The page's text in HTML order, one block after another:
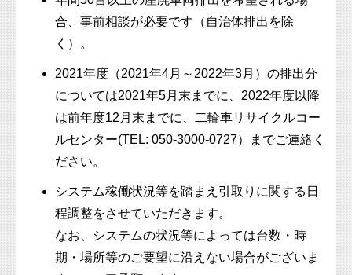
合、事前相談が必要です（自治体排出を除
く）。
2021年度（2021年4月～2022年3月）の排出分
については2021年5月末までに、2022年度以降
は前年度12月末までに、二輪車リサイクルコー
ルセンター(TEL: 050-3000-0727）までご連絡く
ださい。
システム稼働状況等を踏まえ引取りに関する日
程調整をさせていただきます。
なお、システムの状況等によっては台数・時
期・場所等のご要望に沿えない場合がございま